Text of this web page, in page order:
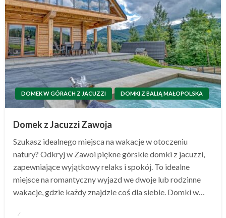
DOMEK W GÓRACH Z JACUZZI DOMKI Z BALIĄ MAŁOPOLSKA
Domek z Jacuzzi Zawoja
Szukasz idealnego miejsca na wakacje w otoczeniu
natury? Odkryj w Zawoi piękne górskie domki z jacuzzi,
zapewniające wyjątkowy relaks i spokój. To idealne
miejsce na romantyczny wyjazd we dwoje lub rodzinne
wakacje, gdzie każdy znajdzie coś dla siebie. Domki w…
Opublikowane